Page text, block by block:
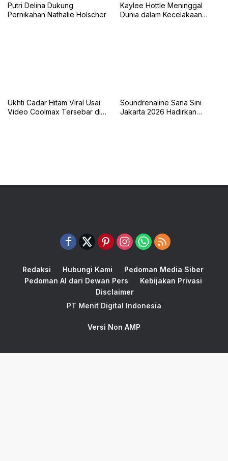
Putri Delina Dukung
Pernikahan Nathalie Holscher
Kaylee Hottle Meninggal
Dunia dalam Kecelakaan
Ukhti Cadar Hitam Viral Usai
Video Coolmax Tersebar di
Soundrenaline Sana Sini
Jakarta 2026 Hadirkan
Redaksi Hubungi Kami
Pedoman Media Siber
Pedoman AI dari Dewan Pers
Kebijakan Privasi
Disclaimer
PT Menit Digital Indonesia
Versi Non AMP